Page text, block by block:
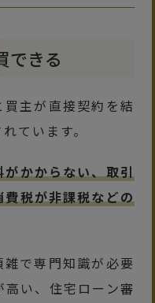
できる
主が直接契約を結
ています。
かからない、取引
税が非課税などの
で専門知識が必要
い、住宅ローン審